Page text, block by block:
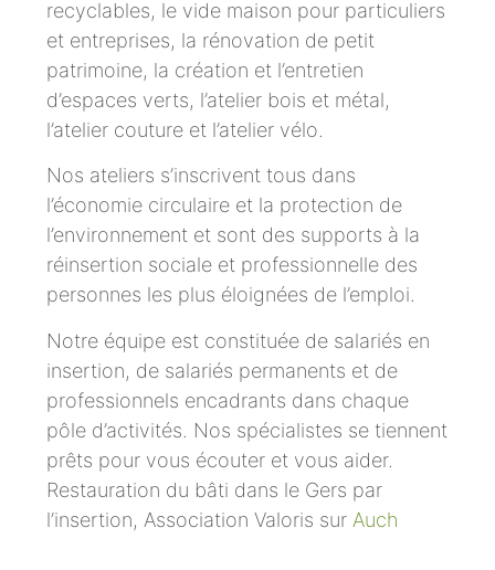
recyclables, le vide maison pour particuliers
et entreprises, la rénovation de petit
patrimoine, la création et l’entretien
d’espaces verts, l’atelier bois et métal,
l’atelier couture et l’atelier vélo.
Nos ateliers s’inscrivent tous dans
l’économie circulaire et la protection de
l’environnement et sont des supports à la
réinsertion sociale et professionnelle des
personnes les plus éloignées de l’emploi.
Notre équipe est constituée de salariés en
insertion, de salariés permanents et de
professionnels encadrants dans chaque
pôle d’activités. Nos spécialistes se tiennent
prêts pour vous écouter et vous aider.
Restauration du bâti dans le Gers par
l’insertion, Association Valoris sur Auch